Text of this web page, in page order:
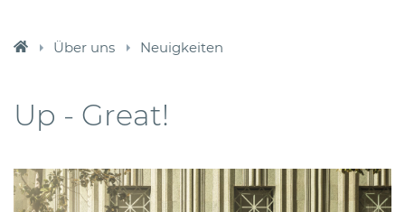
Über uns Neuigkeiten
Up - Great!